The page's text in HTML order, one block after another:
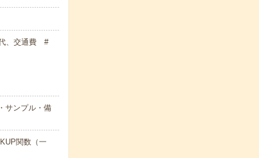
代、交通費 #
サンプル・備
関数（一